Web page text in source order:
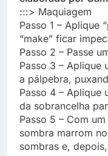
:::> Maquiagem
Passo 1 – Aplique
“make” ficar
Passo 2 – Passe
Passo 3 – Aplique
a pálpebra,
Passo 4 – Aplique
da sobrancelha
Passo 5 – Com
sombra marrom
sombras e,